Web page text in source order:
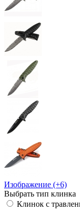
Изображение (+6)
Выбрать тип клинка
Клинок с